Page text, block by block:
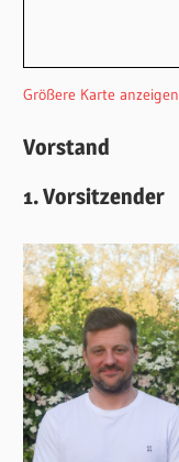
Größere Karte anzeigen
Vorstand
1. Vorsitzender